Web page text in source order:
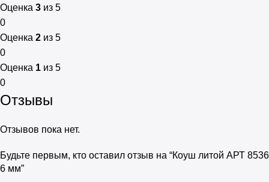
Оценка 3 из 5
0
Оценка 2 из 5
0
Оценка 1 из 5
0
Отзывы
Отзывов пока нет.
Будьте первым, кто оставил отзыв на “Коуш литой АРТ 8536
6 мм”